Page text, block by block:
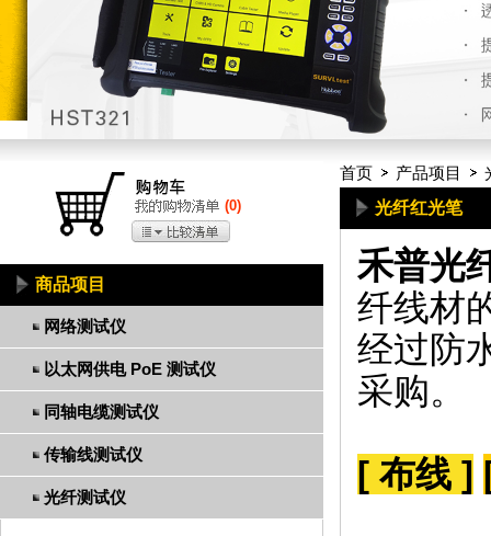
首页 产品项目
光纤红光笔
禾普光
纤线材
经过防
采购。
[ 布线 ]
(0)
商品项目
网络测试仪
以太网供电 PoE 测试仪
同轴电缆测试仪
传输线测试仪
光纤测试仪